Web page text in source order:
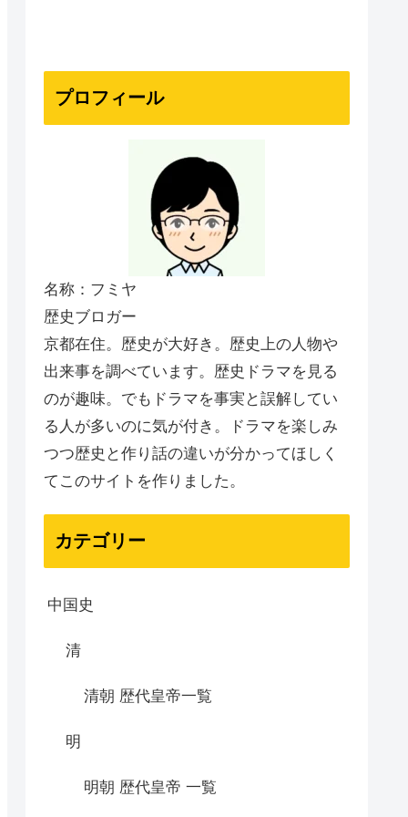
プロフィール
名称：フミヤ
歴史ブロガー
京都在住。歴史が大好き。歴史上の人物や
出来事を調べています。歴史ドラマを見る
のが趣味。でもドラマを事実と誤解してい
る人が多いのに気が付き。ドラマを楽しみ
つつ歴史と作り話の違いが分かってほしく
てこのサイトを作りました。
カテゴリー
中国史
清
清朝 歴代皇帝一覧
明
明朝 歴代皇帝 一覧